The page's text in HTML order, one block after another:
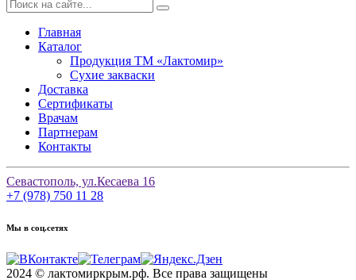
Главная
Каталог
Продукция ТМ «Лактомир»
Сухие закваски
Доставка
Сертификаты
Врачам
Партнерам
Контакты
Севастополь, ул.Кесаева 16
+7 (978) 750 11 28
Мы в соц.сетях
2024 © лактомиркрым.рф. Все права защищены